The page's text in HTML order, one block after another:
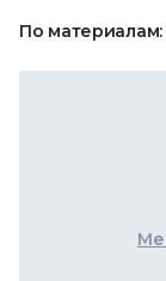
По материалам: